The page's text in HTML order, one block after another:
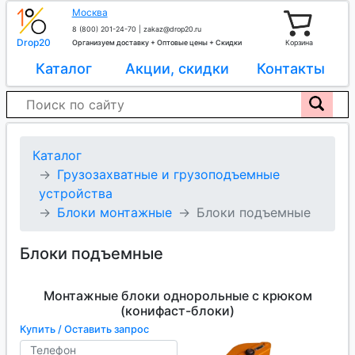
Drop20
Москва
8 (800) 201-24-70
zakaz@drop20.ru
Организуем доставку + Оптовые цены + Скидки
Корзина
Каталог Акции, скидки Контакты
Каталог
Грузозахватные и грузоподъемные
устройства
Блоки монтажные
Блоки подъемные
Блоки подъемные
Монтажные блоки однорольные с крюком
(конифаст-блоки)
Купить / Оставить запрос